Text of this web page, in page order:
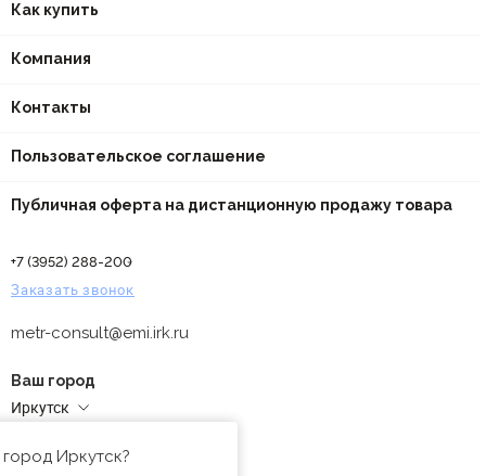
Как купить
Компания
Контакты
Пользовательское соглашение
Публичная оферта на дистанционную продажу товара
+7 (3952) 288-200
Заказать звонок
metr-consult@emi.irk.ru
Ваш город
Иркутск
Иркутск?